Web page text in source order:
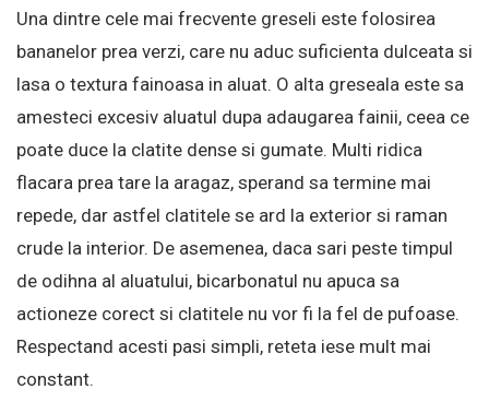
Una dintre cele mai frecvente greseli este folosirea
bananelor prea verzi, care nu aduc suficienta dulceata si
lasa o textura fainoasa in aluat. O alta greseala este sa
amesteci excesiv aluatul dupa adaugarea fainii, ceea ce
poate duce la clatite dense si gumate. Multi ridica
flacara prea tare la aragaz, sperand sa termine mai
repede, dar astfel clatitele se ard la exterior si raman
crude la interior. De asemenea, daca sari peste timpul
de odihna al aluatului, bicarbonatul nu apuca sa
actioneze corect si clatitele nu vor fi la fel de pufoase.
Respectand acesti pasi simpli, reteta iese mult mai
constant.